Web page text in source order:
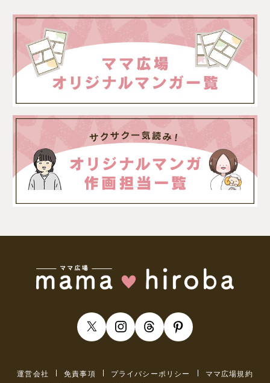
運営会社 免責事項 プライバシーポリシー
ママ広場規約